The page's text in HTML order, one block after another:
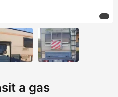
a gas